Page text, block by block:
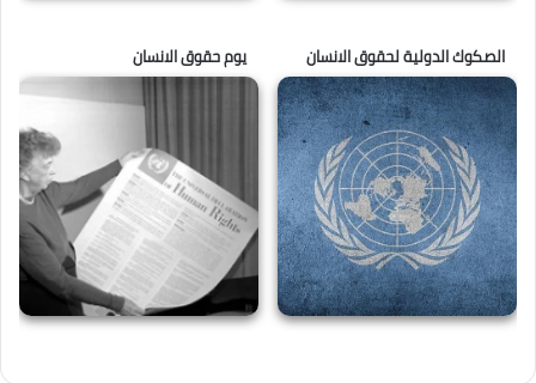
الصكوك الدولية لحقوق الانسان يوم حقوق الانسان